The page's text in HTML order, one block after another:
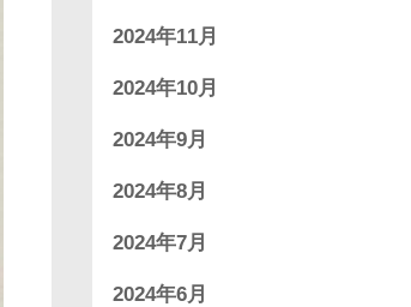
2024年11月
2024年10月
2024年9月
2024年8月
2024年7月
2024年6月